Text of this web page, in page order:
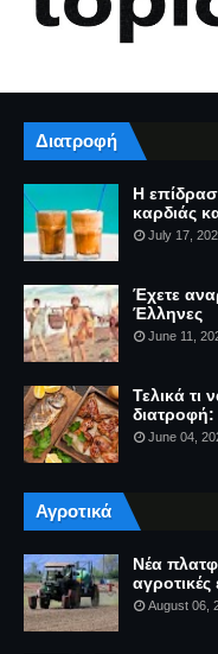
Διατροφή
Η
καρδιάς
July 17,
Έχετε
Έλληνες
June 11,
Τελικά τι
June 04,
Αγροτικά
Νέα
August 06,